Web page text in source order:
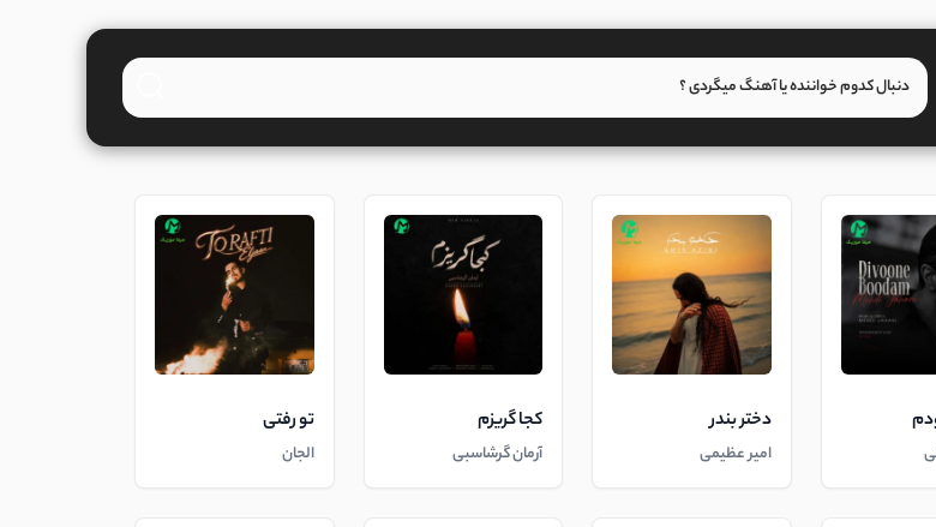
دختر بندر
امیر عظیمی
کجا گریزم
آرمان گرشاسبی
تو رفتی
الجان